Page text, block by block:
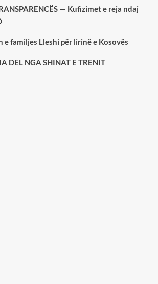
— Kufizimet e reja ndaj
familjes Lleshi për lirinë e Kosovës
DEL NGA SHINAT E TRENIT